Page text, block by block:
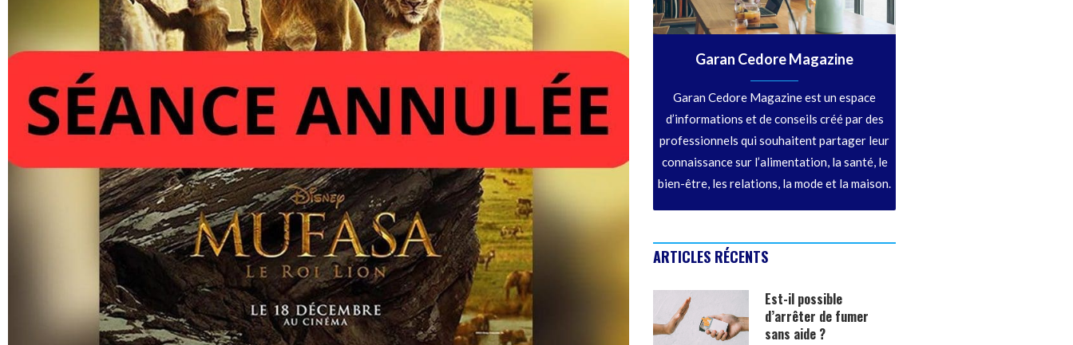
Garan Cedore Magazine
Garan Cedore Magazine est un espace
d’informations et de conseils créé par des
professionnels qui souhaitent partager leur
connaissance sur l’alimentation, la santé, le
bien-être, les relations, la mode et la maison.
ARTICLES RÉCENTS
Est-il possible
d’arrêter de fumer
sans aide ?